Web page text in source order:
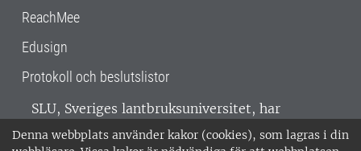
Denna webbplats använder kakor (cookies), som lagras i din
ReachMee
Edusign
Protokoll och beslutslistor
SLU, Sveriges lantbruksuniversitet, har
verksamhet över hela Sverige. Huvudorter är
Alnarp, Uppsala och Umeå.SLU är